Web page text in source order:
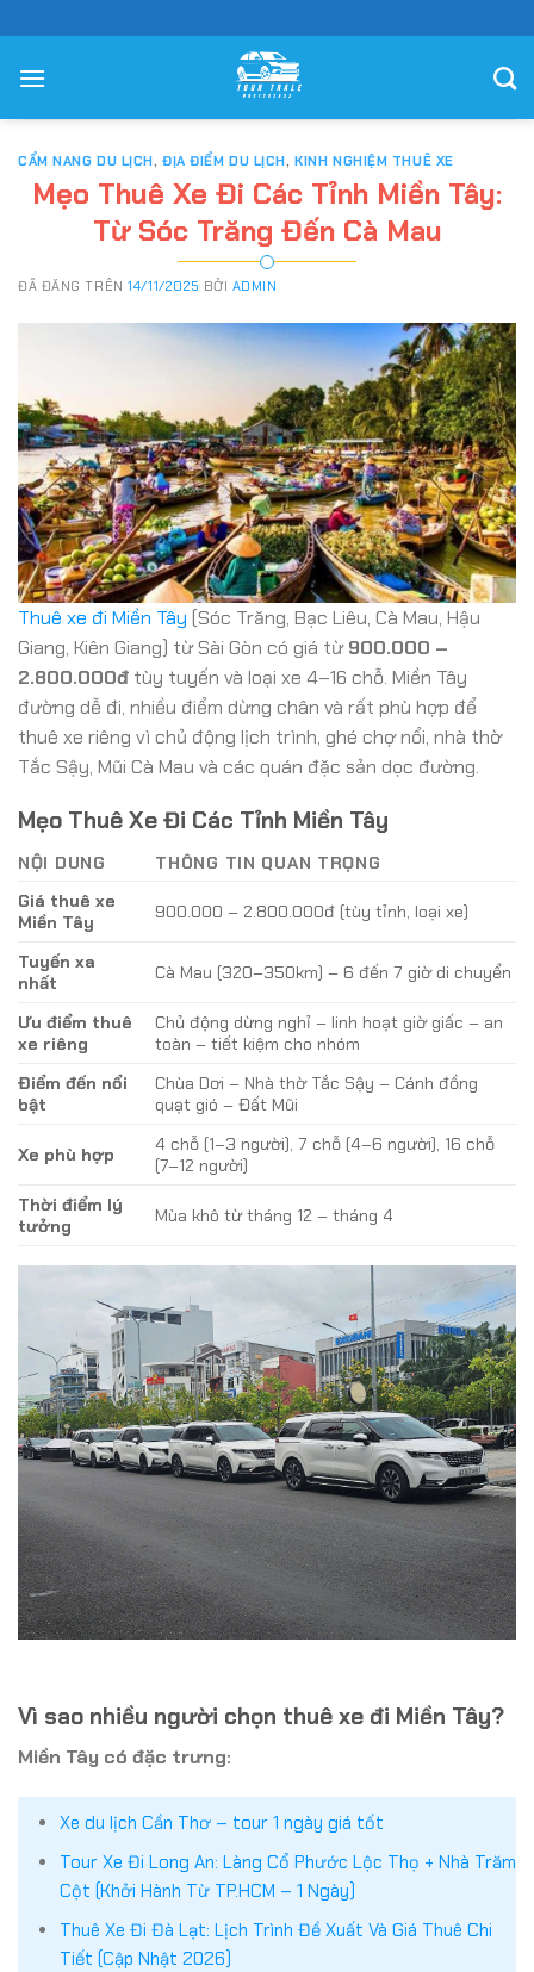
đến
nội
CẨM NANG DU LỊCH,ĐỊA ĐIỂM DU LỊCH,KINH NGHIỆM THUÊ XE
Mẹo Thuê Xe Đi Các Tỉnh Miền Tây:
Từ Sóc Trăng Đến Cà Mau
ĐÃ ĐĂNG TRÊN14/11/2025 BỞI ADMIN
Thuê xe đi Miền Tây (Sóc Trăng, Bạc Liêu, Cà Mau, Hậu
Giang, Kiên Giang) từ Sài Gòn có giá từ900.000 –
2.800.000đ tùy tuyến và loại xe 4–16 chỗ. Miền Tây
đường dễ đi, nhiều điểm dừng chân và rất phù hợp để
thuê xe riêng vì chủ động lịch trình, ghé chợ nổi, nhà thờ
Tắc Sậy, Mũi Cà Mau và các quán đặc sản dọc đường.
Mẹo Thuê Xe Đi Các Tỉnh Miền Tây
NỘI DUNG
THÔNG TIN QUAN TRỌNG
Giá thuê xe
Miền Tây
900.000 – 2.800.000đ (tùy tỉnh, loại xe)
Tuyến xa
nhất
Cà Mau (320–350km) – 6 đến 7 giờ di chuyển
Ưu điểm thuê
xe riêng
Chủ động dừng nghỉ – linh hoạt giờ giấc – an
toàn – tiết kiệm cho nhóm
Điểm đến nổi
bật
Chùa Dơi – Nhà thờ Tắc Sậy – Cánh đồng
quạt gió – Đất Mũi
Xe phù hợp
4 chỗ (1–3 người), 7 chỗ (4–6 người), 16 chỗ
(7–12 người)
Thời điểm lý
tưởng
Mùa khô từ tháng 12 – tháng 4
Vì sao nhiều người chọn thuê xe đi Miền Tây?
Miền Tây có đặc trưng:
Xe du lịch Cần Thơ – tour 1 ngày giá tốt
Tour Xe Đi Long An: Làng Cổ Phước Lộc Thọ + Nhà Trăm
Cột (Khởi Hành Từ TP.HCM – 1 Ngày)
Thuê Xe Đi Đà Lạt: Lịch Trình Đề Xuất Và Giá Thuê Chi
Tiết (Cập Nhật 2026)